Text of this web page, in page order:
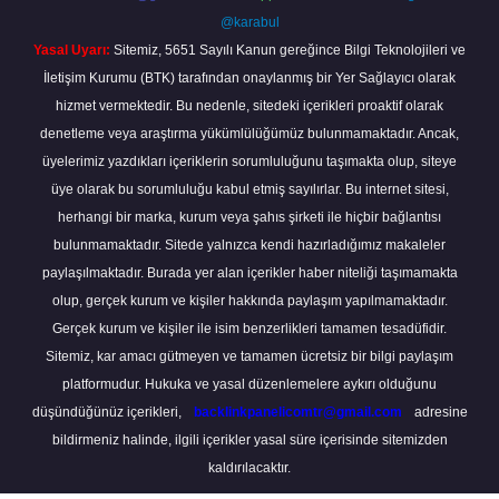
@karabul
Yasal Uyarı: Sitemiz, 5651 Sayılı Kanun gereğince Bilgi Teknolojileri ve
İletişim Kurumu (BTK) tarafından onaylanmış bir Yer Sağlayıcı olarak
hizmet vermektedir. Bu nedenle, sitedeki içerikleri proaktif olarak
denetleme veya araştırma yükümlülüğümüz bulunmamaktadır. Ancak,
üyelerimiz yazdıkları içeriklerin sorumluluğunu taşımakta olup, siteye
üye olarak bu sorumluluğu kabul etmiş sayılırlar. Bu internet sitesi,
herhangi bir marka, kurum veya şahıs şirketi ile hiçbir bağlantısı
bulunmamaktadır. Sitede yalnızca kendi hazırladığımız makaleler
paylaşılmaktadır. Burada yer alan içerikler haber niteliği taşımamakta
olup, gerçek kurum ve kişiler hakkında paylaşım yapılmamaktadır.
Gerçek kurum ve kişiler ile isim benzerlikleri tamamen tesadüfidir.
Sitemiz, kar amacı gütmeyen ve tamamen ücretsiz bir bilgi paylaşım
platformudur. Hukuka ve yasal düzenlemelere aykırı olduğunu
düşündüğünüz içerikleri,
backlinkpanelicomtr@gmail.com
adresine
bildirmeniz halinde, ilgili içerikler yasal süre içerisinde sitemizden
kaldırılacaktır.